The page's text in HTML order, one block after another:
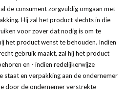
de consument zorgvuldig omgaan met
Hij zal het product slechts in die
voor zover dat nodig is om te
het product wenst te behouden. Indien
gebruik maakt, zal hij het product
en - indien redelijkerwijze
staat en verpakking aan de ondernemer
door de ondernemer verstrekte